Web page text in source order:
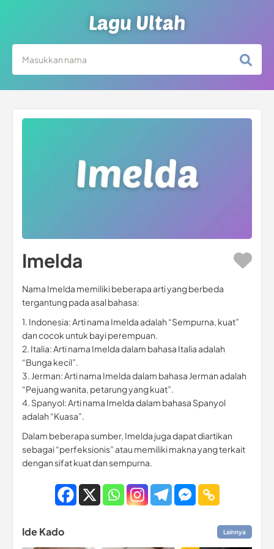
Lagu Ultah
Imelda
Nama Imelda memiliki beberapa arti yang berbeda
tergantung pada asal bahasa:
1. Indonesia: Arti nama Imelda adalah “Sempurna, kuat”
dan cocok untuk bayi perempuan.
2. Italia: Arti nama Imelda dalam bahasa Italia adalah
“Bunga kecil”.
3. Jerman: Arti nama Imelda dalam bahasa Jerman adalah
“Pejuang wanita, petarung yang kuat”.
4. Spanyol: Arti nama Imelda dalam bahasa Spanyol
adalah “Kuasa”.
Dalam beberapa sumber, Imelda juga dapat diartikan
sebagai “perfeksionis” atau memiliki makna yang terkait
dengan sifat kuat dan sempurna.
Ide Kado Lainnya